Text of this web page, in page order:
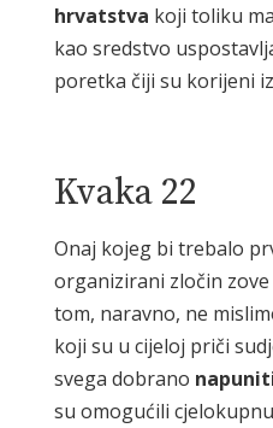
hrvatstva koji toliku
kao sredstvo
poretka čiji su korijeni
Kvaka 22
Onaj kojeg bi trebalo
organizirani zločin zove
tom, naravno, ne
koji su u cijeloj priči
svega dobrano
su omogućili cjelokupnu